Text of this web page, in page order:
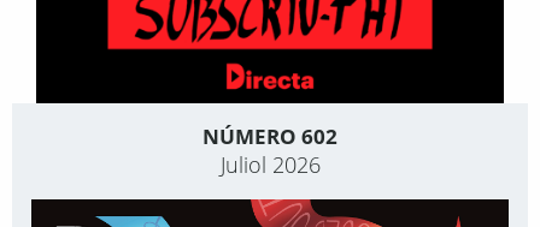
NÚMERO 602
Juliol 2026